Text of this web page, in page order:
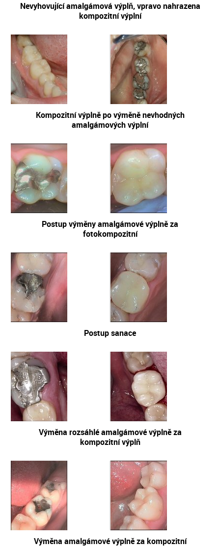
Nevyhovující amalgámová výplň, vpravo nahrazena
kompozitní výplní
Kompozitní výplně po výměně nevhodných
amalgámových výplní
Postup výměny amalgámové výplně za
fotokompozitní
Postup sanace
Výměna rozsáhlé amalgámové výplně za
kompozitní výplň
Výměna amalgámové výplně za kompozitní